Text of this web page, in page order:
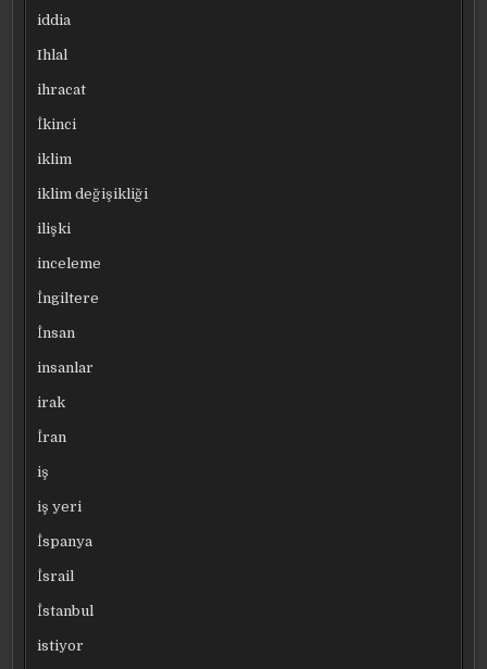
iddia
Ihlal
ihracat
İkinci
iklim
iklim değişikliği
ilişki
inceleme
İngiltere
İnsan
insanlar
irak
İran
iş
iş yeri
İspanya
İsrail
İstanbul
istiyor